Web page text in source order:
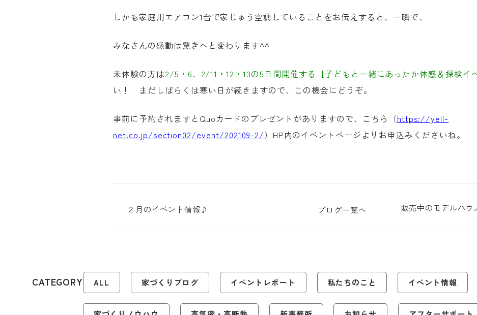
しかも家庭用エアコン1台で家じゅう空調していることをお伝えすると、一瞬で、
みなさんの感動は驚きへと変わります^^
未体験の方は2/5・6、2/11・12・13の5日間開催する【子どもと一緒にあったか体感＆探検イ
い！ まだしばらくは寒い日が続きますので、この機会にどうぞ。
事前に予約されますと Quoカードのプレゼントがありますので、こちら（https://yell-
net.co.jp/section02/event/202109-2/） HP内のイベントページよりお申込みくださいね。
２月のイベント情報♪ ブログ一覧へ 販売中のモデルハ
CATEGORY ALL 家づくりブログ イベントレポート 私たちのこと イベント情報